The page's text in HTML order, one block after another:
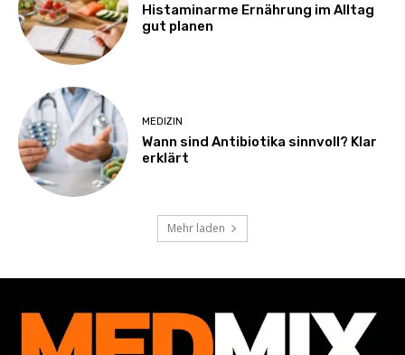
Histaminarme Ernährung im Alltag
gut planen
MEDIZIN
Wann sind Antibiotika sinnvoll? Klar
erklärt
Mehr laden